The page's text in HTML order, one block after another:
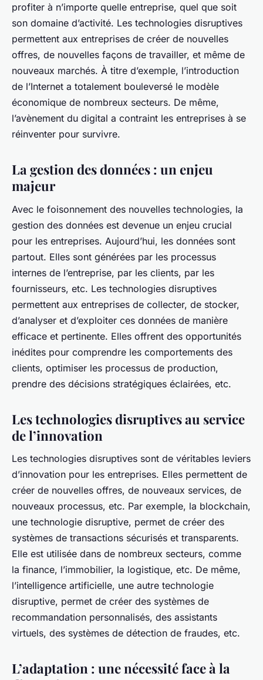
profiter à n’importe quelle entreprise, quel que soit
son domaine d’activité. Les technologies disruptives
permettent aux entreprises de créer de nouvelles
offres, de nouvelles façons de travailler, et même de
nouveaux marchés. À titre d’exemple, l’introduction
de l’Internet a totalement bouleversé le modèle
économique de nombreux secteurs. De même,
l’avènement du digital a contraint les entreprises à se
réinventer pour survivre.
La gestion des données : un enjeu
majeur
Avec le foisonnement des nouvelles technologies, la
gestion des données est devenue un enjeu crucial
pour les entreprises. Aujourd’hui, les données sont
partout. Elles sont générées par les processus
internes de l’entreprise, par les clients, par les
fournisseurs, etc. Les technologies disruptives
permettent aux entreprises de collecter, de stocker,
d’analyser et d’exploiter ces données de manière
efficace et pertinente. Elles offrent des opportunités
inédites pour comprendre les comportements des
clients, optimiser les processus de production,
prendre des décisions stratégiques éclairées, etc.
Les technologies disruptives au service
de l’innovation
Les technologies disruptives sont de véritables leviers
d’innovation pour les entreprises. Elles permettent de
créer de nouvelles offres, de nouveaux services, de
nouveaux processus, etc. Par exemple, la blockchain,
une technologie disruptive, permet de créer des
systèmes de transactions sécurisés et transparents.
Elle est utilisée dans de nombreux secteurs, comme
la finance, l’immobilier, la logistique, etc. De même,
l’intelligence artificielle, une autre technologie
disruptive, permet de créer des systèmes de
recommandation personnalisés, des assistants
virtuels, des systèmes de détection de fraudes, etc.
L’adaptation : une nécessité face à la